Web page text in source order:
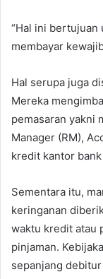
“Hal ini bertujuan
membayar
Hal serupa juga
Mereka
pemasaran yakni
Manager (RM),
kredit kantor
Sementara itu,
keringanan
waktu kredit atau
pinjaman.
sepanjang